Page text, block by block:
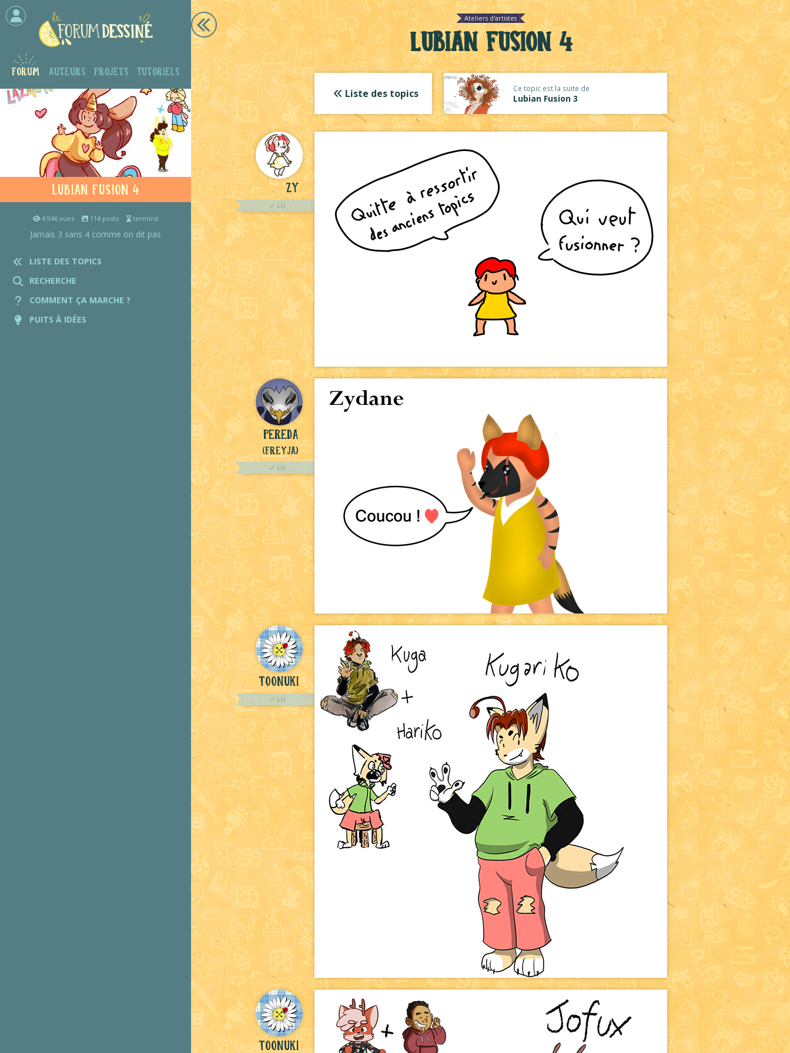
Forum Auteurs Projets Tutoriels
Lubian Fusion 4
4.946 vues 114 posts terminé
Jamais 3 sans 4 comme on dit pas
LISTE DES TOPICS
RECHERCHE
COMMENT ÇA MARCHE ?
PUITS À IDÉES
Ateliers d'artistes
Lubian Fusion 4
Liste des topics Ce topic est la suite de
Lubian Fusion 3
Zy
LU
Pereda
(Freyja)
LU
Toonuki
LU
Toonuki